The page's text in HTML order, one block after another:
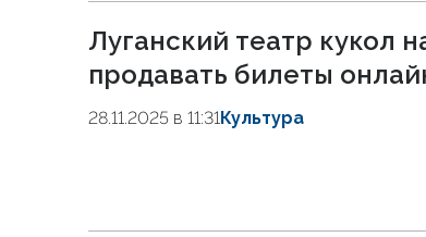
Луганский театр кукол
продавать билеты
28.11.2025 в 11:31Культура